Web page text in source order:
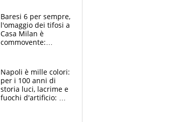
circondati
dall'affetto dei tifosi
Baresi 6 per sempre,
l'omaggio dei tifosi a
Casa Milan è
commovente:
bigliettini
Napoli è mille colori:
per i 100 anni di
storia luci, lacrime e
fuochi d'artificio: De